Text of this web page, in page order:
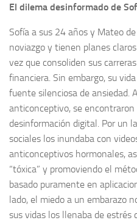
El dilema desinformado de
Sofía a sus 24 años y Mateo
noviazgo y tienen planes
vez que consoliden sus
financiera. Sin embargo, su
fuente silenciosa de ansiedad.
anticonceptivo, se
desinformación digital. Por un
sociales los inundaba con
anticonceptivos hormonales,
“tóxica” y promoviendo el
basado puramente en
lado, el miedo a un embarazo
sus vidas los llenaba de estrés